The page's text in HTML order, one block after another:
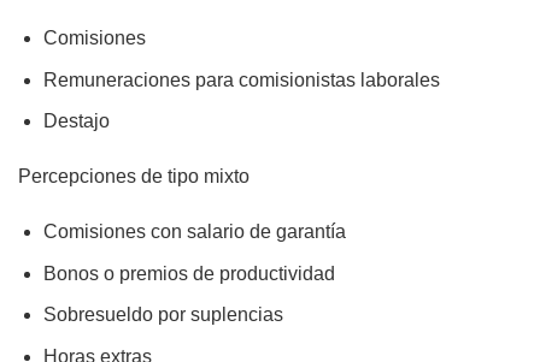
Comisiones
Remuneraciones para comisionistas laborales
Destajo
Percepciones de tipo mixto
Comisiones con salario de garantía
Bonos o premios de productividad
Sobresueldo por suplencias
Horas extras